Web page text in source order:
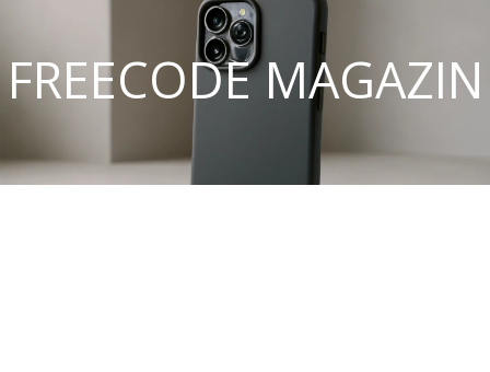
FREECODE MAGAZIN